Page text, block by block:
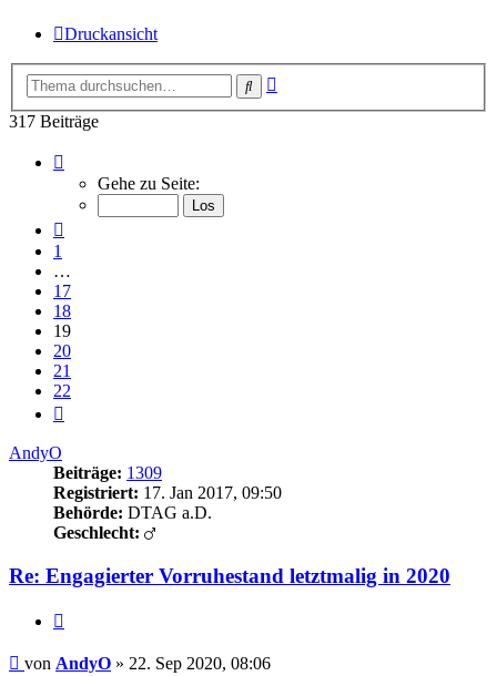
Druckansicht
Suche
317 Beiträge
19
von
Gehe zu Seite:
1
…
17
18
19
20
21
22
AndyO
Beiträge: 1309
Registriert: 17. Jan 2017, 09:50
Behörde: DTAG a.D.
Geschlecht:
Re: Engagierter Vorruhestand letztmalig in 2020
Beitrag
von AndyO » 22. Sep 2020, 08:06